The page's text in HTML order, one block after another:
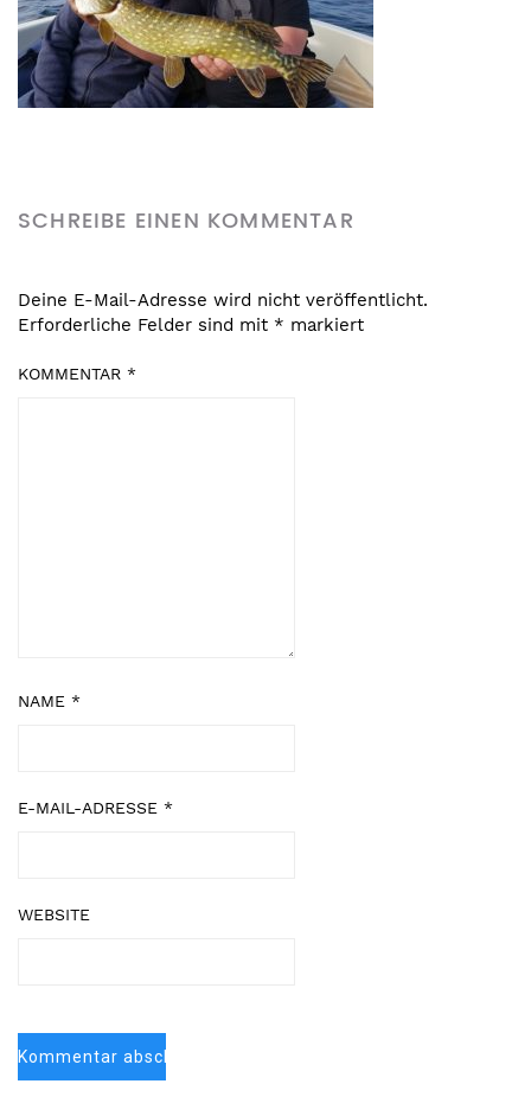
SCHREIBE EINEN KOMMENTAR
Deine E-Mail-Adresse wird nicht veröffentlicht.
Erforderliche Felder sind mit * markiert
KOMMENTAR *
NAME *
E-MAIL-ADRESSE *
WEBSITE